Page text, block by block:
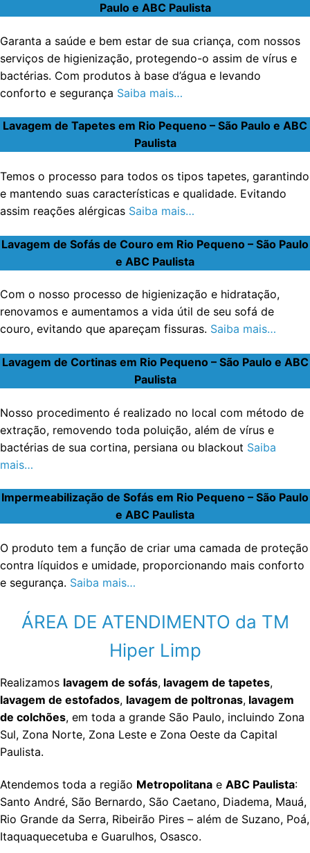
Paulo e ABC Paulista
Garanta a saúde e bem estar de sua criança, com nossos
serviços de higienização, protegendo-o assim de vírus e
bactérias. Com produtos à base d’água e levando
conforto e segurança Saiba mais…
Lavagem de Tapetes em Rio Pequeno – São Paulo e ABC
Paulista
Temos o processo para todos os tipos tapetes, garantindo
e mantendo suas características e qualidade. Evitando
assim reações alérgicas Saiba mais…
Lavagem de Sofás de Couro em Rio Pequeno – São Paulo
e ABC Paulista
Com o nosso processo de higienização e hidratação,
renovamos e aumentamos a vida útil de seu sofá de
couro, evitando que apareçam fissuras. Saiba mais…
Lavagem de Cortinas em Rio Pequeno – São Paulo e ABC
Paulista
Nosso procedimento é realizado no local com método de
extração, removendo toda poluição, além de vírus e
bactérias de sua cortina, persiana ou blackout Saiba
mais…
Impermeabilização de Sofás em Rio Pequeno – São Paulo
e ABC Paulista
O produto tem a função de criar uma camada de proteção
contra líquidos e umidade, proporcionando mais conforto
e segurança. Saiba mais…
ÁREA DE ATENDIMENTO da TM
Hiper Limp
Realizamos lavagem de sofás, lavagem de tapetes,
lavagem de estofados, lavagem de poltronas, lavagem
de colchões, em toda a grande São Paulo, incluindo Zona
Sul, Zona Norte, Zona Leste e Zona Oeste da Capital
Paulista.
Atendemos toda a região Metropolitana e ABC Paulista:
Santo André, São Bernardo, São Caetano, Diadema, Mauá,
Rio Grande da Serra, Ribeirão Pires – além de Suzano, Poá,
Itaquaquecetuba e Guarulhos, Osasco.